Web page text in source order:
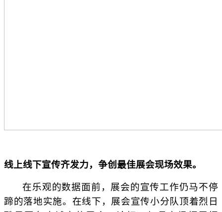
线上线下宣传齐发力，争创最佳展会现场效果。
在乐观的数据面前，展会的宣传工作仍马不停
蹄的落地实施。在线下，展会宣传小分队顶着烈日